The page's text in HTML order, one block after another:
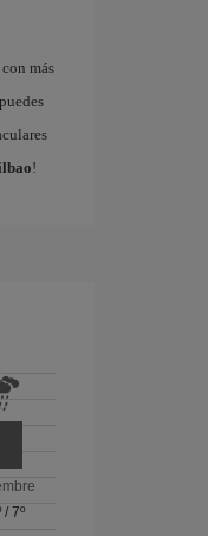
más
!
/ 7º